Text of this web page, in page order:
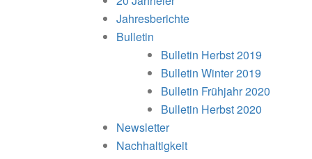
Jahresberichte
Bulletin
Bulletin Herbst 2019
Bulletin Winter 2019
Bulletin Frühjahr 2020
Bulletin Herbst 2020
Newsletter
Nachhaltigkeit